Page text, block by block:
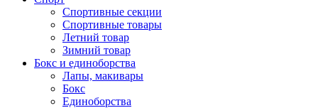
Спортивные секции
Спортивные товары
Летний товар
Зимний товар
Бокс и единоборства
Лапы, макивары
Бокс
Единоборства